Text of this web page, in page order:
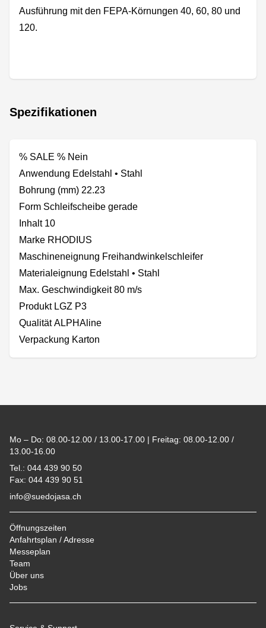
Ausführung mit den FEPA-Körnungen 40, 60, 80 und
120.
Spezifikationen
% SALE % Nein
Anwendung Edelstahl • Stahl
Bohrung (mm) 22.23
Form Schleifscheibe gerade
Inhalt 10
Marke RHODIUS
Maschineneignung Freihandwinkelschleifer
Materialeignung Edelstahl • Stahl
Max. Geschwindigkeit 80 m/s
Produkt LGZ P3
Qualität ALPHAline
Verpackung Karton
Mo – Do: 08.00-12.00 / 13.00-17.00 | Freitag: 08.00-12.00 /
13.00-16.00
Tel.: 044 439 90 50
Fax: 044 439 90 51
info@suedojasa.ch
Öffnungszeiten
Anfahrtsplan / Adresse
Messeplan
Team
Über uns
Jobs